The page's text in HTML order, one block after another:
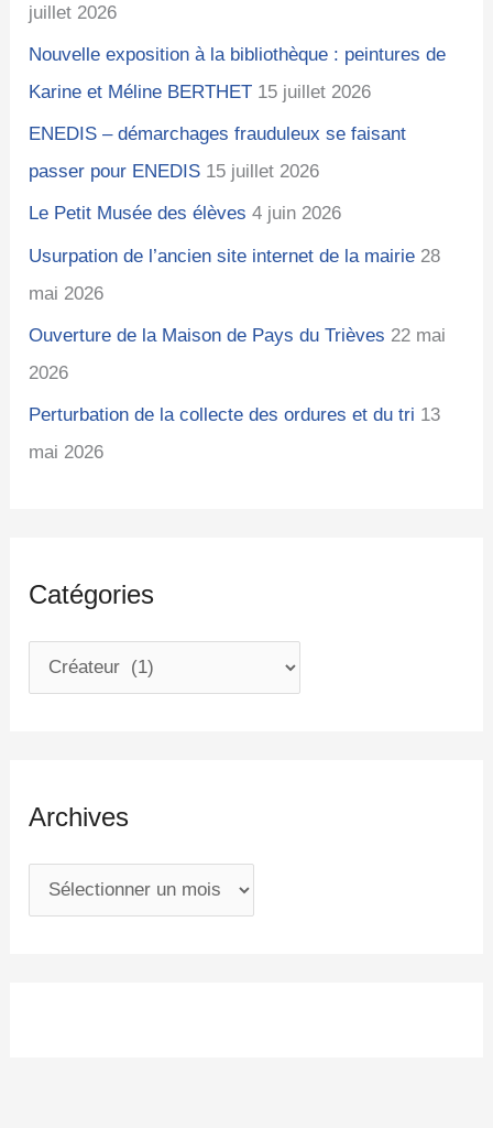
:juillet 2026
Nouvelle exposition à la bibliothèque : peintures de
Karine et Méline BERTHET 15 juillet 2026
ENEDIS – démarchages frauduleux se faisant
passer pour ENEDIS 15 juillet 2026
Le Petit Musée des élèves 4 juin 2026
Usurpation de l’ancien site internet de la mairie 28
mai 2026
Ouverture de la Maison de Pays du Trièves 22 mai
2026
Perturbation de la collecte des ordures et du tri 13
mai 2026
Catégories
Archives